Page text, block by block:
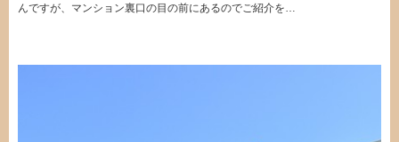
んですが、マンション裏口の目の前にあるのでご紹介を…